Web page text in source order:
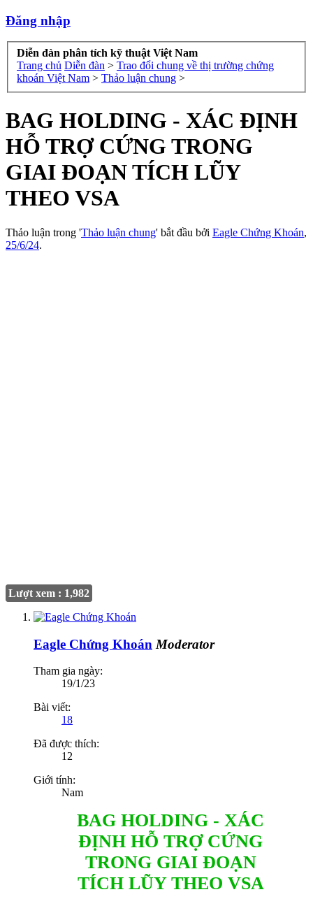
Đăng nhập
Diễn đàn phân tích kỹ thuật Việt Nam
Trang chủ Diễn đàn > Trao đổi chung về thị trường chứng
khoán Việt Nam > Thảo luận chung >
BAG HOLDING - XÁC ĐỊNH
HỖ TRỢ CỨNG TRONG
GIAI ĐOẠN TÍCH LŨY
THEO VSA
Thảo luận trong 'Thảo luận chung' bắt đầu bởi Eagle Chứng Khoán,
25/6/24.
Lượt xem : 1,982
Eagle Chứng Khoán Moderator
Tham gia ngày:
19/1/23
Bài viết:
18
Đã được thích:
12
Giới tính:
Nam
BAG HOLDING - XÁC
ĐỊNH HỖ TRỢ CỨNG
TRONG GIAI ĐOẠN
TÍCH LŨY THEO VSA